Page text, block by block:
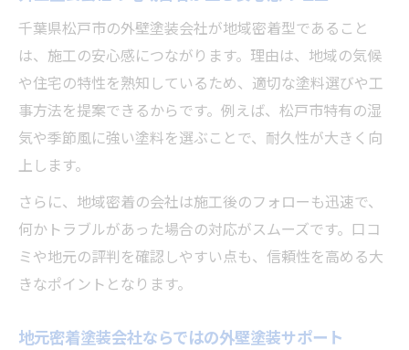
千葉県松戸市の外壁塗装会社が地域密着型であること
は、施工の安心感につながります。理由は、地域の気候
や住宅の特性を熟知しているため、適切な塗料選びや工
事方法を提案できるからです。例えば、松戸市特有の湿
気や季節風に強い塗料を選ぶことで、耐久性が大きく向
上します。
さらに、地域密着の会社は施工後のフォローも迅速で、
何かトラブルがあった場合の対応がスムーズです。口コ
ミや地元の評判を確認しやすい点も、信頼性を高める大
きなポイントとなります。
地元密着塗装会社ならではの外壁塗装サポート